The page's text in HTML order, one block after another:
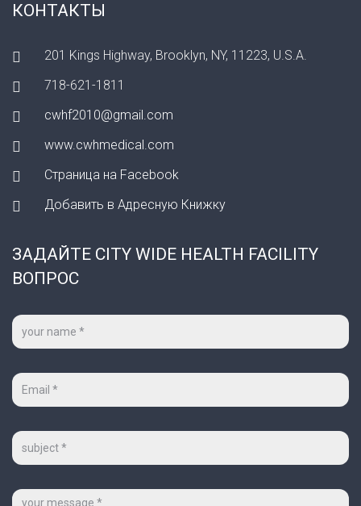
КОНТАКТЫ
201 Kings Highway, Brooklyn, NY, 11223, U.S.A.
718-621-1811
cwhf2010@gmail.com
www.cwhmedical.com
Страница на Facebook
Добавить в Адресную Книжку
ЗАДАЙТЕ CITY WIDE HEALTH FACILITY
ВОПРОС
Ваше
имя
Ваш
mail
Тема
Сообщение